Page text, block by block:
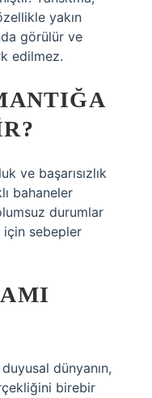
yakın
görülür ve
edilmez.
ve başarısızlık
bahaneler
durumlar
için sebepler
dünyanın,
birebir